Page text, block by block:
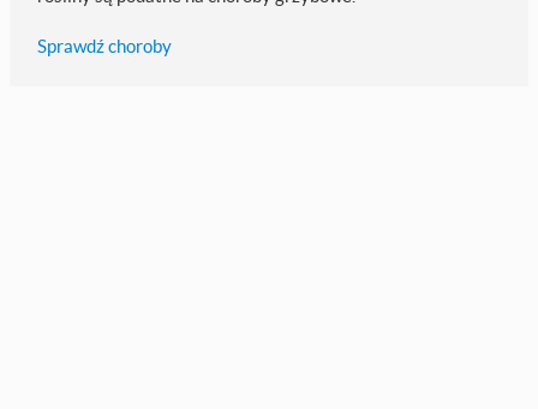
Sprawdź choroby